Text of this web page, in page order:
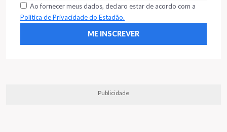
Ao fornecer meus dados, declaro estar de acordo com a
Política de Privacidade do Estadão.
Publicidade